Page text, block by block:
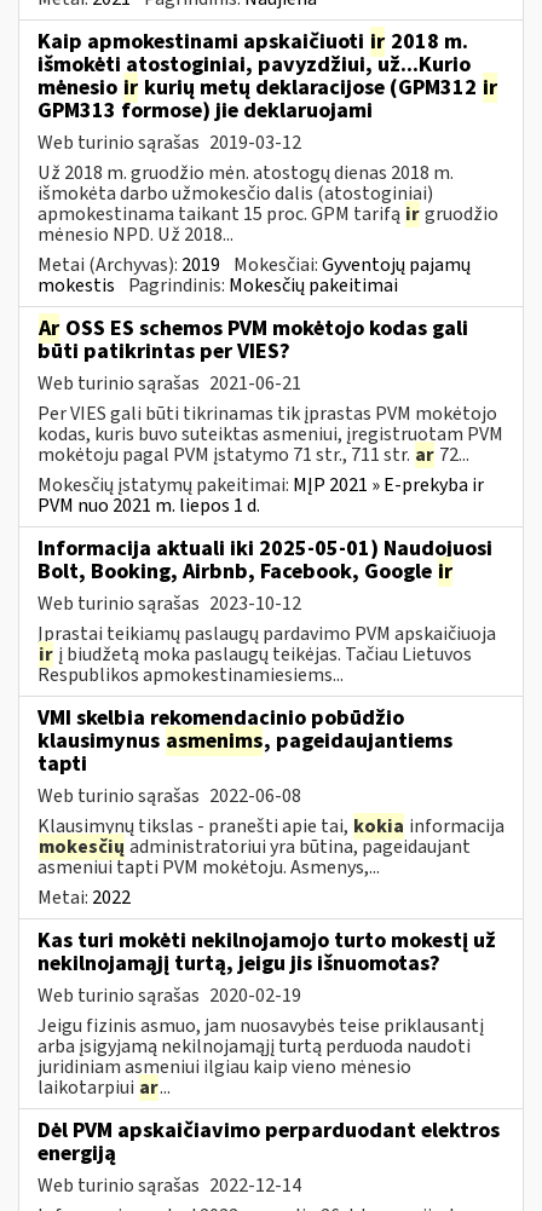
Kaip apmokestinami apskaičiuoti ir 2018 m.
išmokėti atostoginiai, pavyzdžiui, už...Kurio
mėnesio ir kurių metų deklaracijose (GPM312 ir
GPM313 formose) jie deklaruojami
Web turinio sąrašas 2019-03-12
Už 2018 m. gruodžio mėn. atostogų dienas 2018 m.
išmokėta darbo užmokesčio dalis (atostoginiai)
apmokestinama taikant 15 proc. GPM tarifą irgruodžio
mėnesio NPD. Už 2018...
Metai (Archyvas): 2019 Mokesčiai:Gyventojų pajamų
mokestis Pagrindinis: Mokesčių pakeitimai
Ar OSS ES schemos PVM mokėtojo kodas gali
būti patikrintas per VIES?
Web turinio sąrašas 2021-06-21
Per VIES gali būti tikrinamas tik įprastas PVM mokėtojo
kodas, kuris buvo suteiktas asmeniui, įregistruotam PVM
mokėtoju pagal PVM įstatymo 71 str., 711 str. ar 72...
Mokesčių įstatymų pakeitimai: MĮP 2021 » E-prekyba ir
PVM nuo 2021 m. liepos 1 d.
Informacija aktuali iki 2025-05-01) Naudojuosi
Bolt, Booking, Airbnb, Facebook, Google ir
Web turinio sąrašas 2023-10-12
Įprastai teikiamų paslaugų pardavimo PVM apskaičiuoja
ir į biudžetą moka paslaugų teikėjas. Tačiau Lietuvos
Respublikos apmokestinamiesiems...
VMI skelbia rekomendacinio pobūdžio
klausimynus asmenims, pageidaujantiems
tapti
Web turinio sąrašas 2022-06-08
Klausimynų tikslas - pranešti apie tai, kokia informacija
mokesčių administratoriui yra būtina, pageidaujant
asmeniui tapti PVM mokėtoju. Asmenys,...
Metai: 2022
Kas turi mokėti nekilnojamojo turto mokestį už
nekilnojamąjį turtą, jeigu jis išnuomotas?
Web turinio sąrašas 2020-02-19
Jeigu fizinis asmuo, jam nuosavybės teise priklausantį
arba įsigyjamą nekilnojamąjį turtą perduoda naudoti
juridiniam asmeniui ilgiau kaip vieno mėnesio
laikotarpiui ar...
Dėl PVM apskaičiavimo perparduodant elektros
energiją
Web turinio sąrašas 2022-12-14